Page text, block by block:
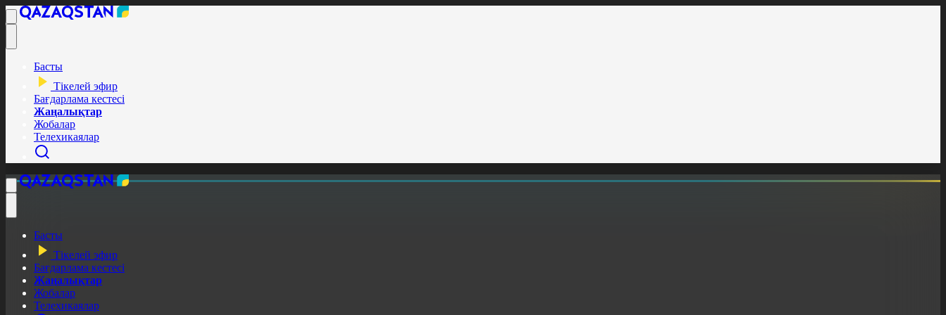
Басты
Тікелей эфир
Бағдарлама кестесі
Жаңалықтар
Жобалар
Телехикаялар
Басты
Тікелей эфир
Бағдарлама кестесі
Жаңалықтар
Жобалар
Телехикаялар